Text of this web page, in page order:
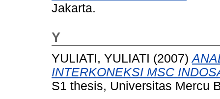
Jakarta.
Y
YULIATI, YULIATI (2007)
INTERKONEKSI MSC
S1 thesis, Universitas Mercu